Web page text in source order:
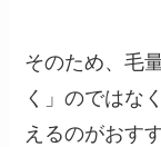
そのため、毛
く」のではな
えるのがおす